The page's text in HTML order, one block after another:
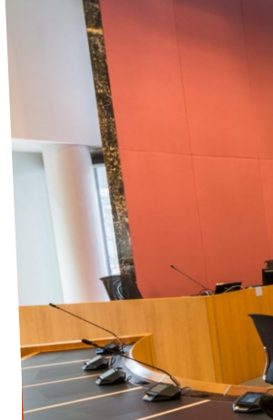
Verkiezingsprogramma
Word lid
Wat we doen
Merch store
Doe mee
Vacatures
Contact